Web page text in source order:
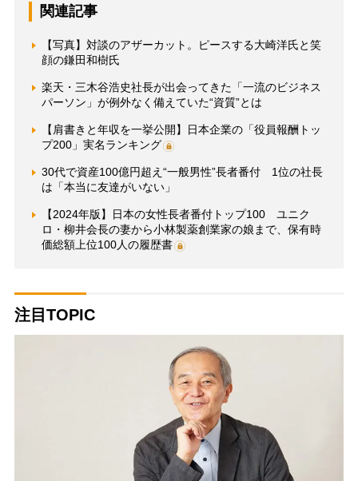
関連記事
【写真】対談のアザーカット。ピースする大崎洋氏と笑
顔の鎌田和樹氏
楽天・三木谷浩史社長が出会ってきた「一流のビジネス
パーソン」が例外なく備えていた“資質”とは
【肩書きと年収を一挙公開】日本企業の「役員報酬トッ
プ200」実名ランキング
30代で資産100億円超え“一般男性”長者番付 1位の社長
は「本当に友達がいない」
【2024年版】日本の女性長者番付トップ100 ユニク
ロ・柳井会長の妻から小林製薬創業家の娘まで、保有時
価総額上位100人の履歴書
注目TOPIC